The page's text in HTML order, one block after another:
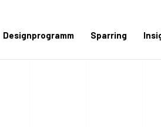
Designprogramm Sparring